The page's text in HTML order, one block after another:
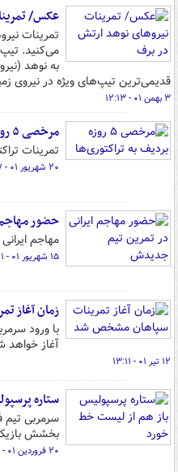
عکس/
تمرینات
به نوهد
قدیمی‌ترین تیپ‌های ویژه در نیروی
۳ بهمن ۰۱ - ۱۲:۱۳
مرخصی ۵ روزه بردیف به تراکتوری‌ها
تمرینات
۲۰ شهریور ۰۱ - ۱۲:۲۷
حضور
مهاجم
۱۵ شهریور ۰۱ - ۱۳:۴۱
زمان آغاز
با ورود
آغاز خواهد
۱۲ تیر ۰۱ - ۱۳:۱۱
ستاره
سرمربی
بخشش
۲۰ فروردین ۰۱ - ۱۲:۲۸